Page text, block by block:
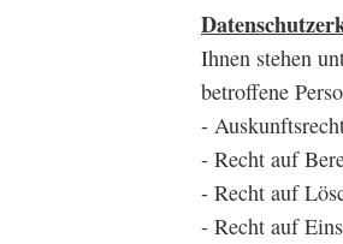
Ihnen stehen
betroffene
-
- Recht auf
- Recht auf
- Recht auf